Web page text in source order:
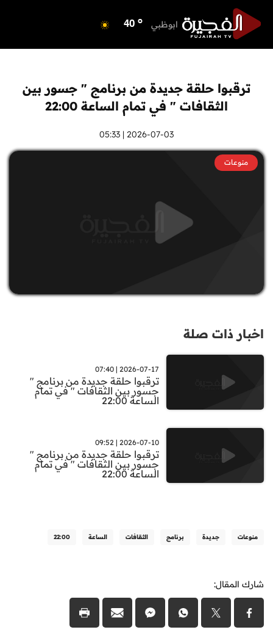
ابوظبي 40 o
الشارقة 40 o
عجمان 40 o
أم القيوين 39 o
راس الخيمة 40 o
ترقبوا حلقة جديدة من برنامج " جسور بين
الثقافات " في تمام الساعة 22:00
2026-07-03 | 05:33
منوعات
اخبار ذات صلة
2026-07-17 | 07:40
ترقبوا حلقة جديدة من برنامج "
جسور بين الثقافات " في تمام
الساعة 22:00
2026-07-10 | 09:52
ترقبوا حلقة جديدة من برنامج "
جسور بين الثقافات " في تمام
الساعة 22:00
منوعات جديدة برنامج الثقافات الساعة 22:00
شارك المقال: